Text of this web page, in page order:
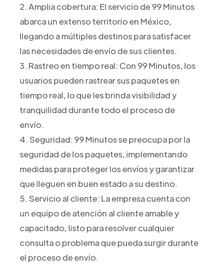
2. Amplia cobertura: El servicio de 99 Minutos
abarca un extenso territorio en México,
llegando a múltiples destinos para satisfacer
las necesidades de envío de sus clientes.
3. Rastreo en tiempo real: Con 99 Minutos, los
usuarios pueden rastrear sus paquetes en
tiempo real, lo que les brinda visibilidad y
tranquilidad durante todo el proceso de
envío.
4. Seguridad: 99 Minutos se preocupa por la
seguridad de los paquetes, implementando
medidas para proteger los envíos y garantizar
que lleguen en buen estado a su destino.
5. Servicio al cliente: La empresa cuenta con
un equipo de atención al cliente amable y
capacitado, listo para resolver cualquier
consulta o problema que pueda surgir durante
el proceso de envío.